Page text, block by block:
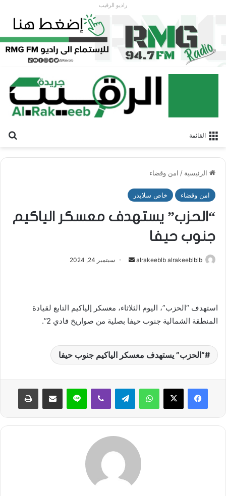
راديو الرقيب
القائمة
الرئيسية / امن وقضاء
امن وقضاء خاص سلايدر
“الحزب” يستهدف معسكر الياكيم
جنوب حيفا
alrakeeblb alrakeeblblb
أرسل سبتمبر 24, 2024
استهدف “الحزب”، اليوم الثلاثاء، معسكر إلياكيم التابع لقيادة
المنطقة الشمالية جنوب حيفا بصلية من صواريخ فادي 2”.
“الحزب” يستهدف معسكر الياكيم جنوب حيفا
واتساب تيلقرام ڤايبر لاين مشاركة عبر البريد طباعة